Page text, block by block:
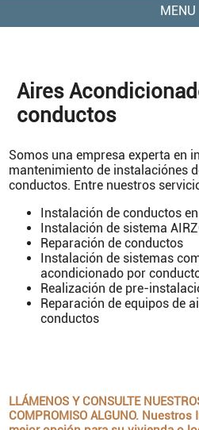
MENU
Aires
conductos
Somos una empresa experta en
mantenimiento de instalaciónes
conductos. Entre nuestros
Instalación de conductos
Instalación de sistema
Reparación de conductos
Instalación de sistemas
acondicionado por
Realización de pre-
Reparación de equipos de
conductos
LLÁMENOS Y CONSULTE
COMPROMISO ALGUNO.